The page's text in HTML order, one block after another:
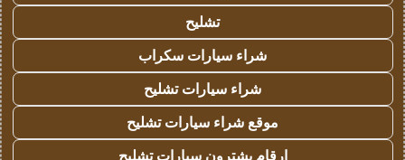
تشليح
شراء سيارات سكراب
شراء سيارات تشليح
موقع شراء سيارات تشليح
ارقام يشترون سيارات تشليح